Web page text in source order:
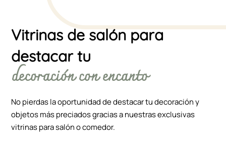
Vitrinas de salón para
destacar tu
decoración con encanto
No pierdas la oportunidad de destacar tu decoración y
objetos más preciados gracias a nuestras exclusivas
vitrinas para salón o comedor.